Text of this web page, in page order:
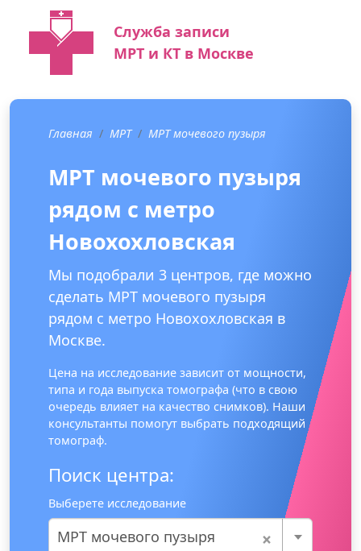
Служба записи
МРТ и КТ в Москве
Главная МРТ МРТ мочевого пузыря
МРТ мочевого пузыря
рядом с метро
Новохохловская
Мы подобрали 3 центров, где можно
сделать МРТ мочевого пузыря
рядом с метро Новохохловская в
Москве.
Цена на исследование зависит от мощности,
типа и года выпуска томографа (что в свою
очередь влияет на качество снимков). Наши
консультанты помогут выбрать подходящий
томограф.
Поиск центра:
Выберете исследование
×
МРТ мочевого пузыря